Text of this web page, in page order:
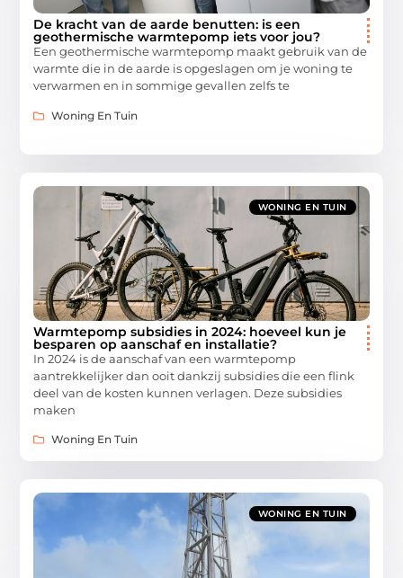
De kracht van de aarde benutten: is een
geothermische warmtepomp iets voor jou?
Een geothermische warmtepomp maakt gebruik van de
warmte die in de aarde is opgeslagen om je woning te
verwarmen en in sommige gevallen zelfs te
Woning En Tuin
WONING EN TUIN
Warmtepomp subsidies in 2024: hoeveel kun je
besparen op aanschaf en installatie?
In 2024 is de aanschaf van een warmtepomp
aantrekkelijker dan ooit dankzij subsidies die een flink
deel van de kosten kunnen verlagen. Deze subsidies
maken
Woning En Tuin
WONING EN TUIN